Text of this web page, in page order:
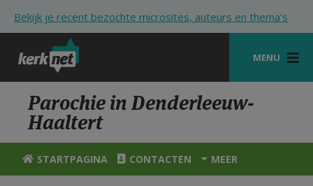
Bekijk je recent bezochte microsites, auteurs en thema's
MENU
STARTPAGINA
KERK
VIERINGEN
Parochie in Denderleeuw-
Haaltert
STARTPAGINA CONTACTEN MEER